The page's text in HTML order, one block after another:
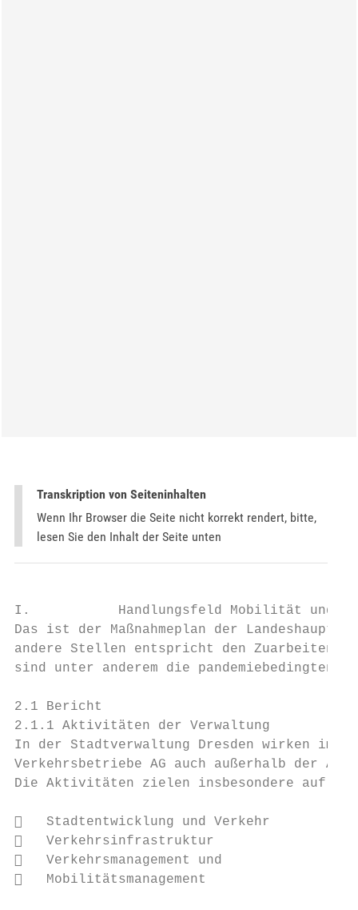
Transkription von Seiteninhalten
Wenn Ihr Browser die Seite nicht korrekt rendert, bitte,
lesen Sie den Inhalt der Seite unten
I.           Handlungsfeld Mobilität und
Das ist der Maßnahmeplan der
andere Stellen entspricht den Zuarbeiten
sind unter anderem die pandemiebedingten
2.1 Bericht
2.1.1 Aktivitäten der Verwaltung
In der Stadtverwaltung Dresden wirken im
Verkehrsbetriebe AG auch außerhalb der
Die Aktivitäten zielen insbesondere auf die
   Stadtentwicklung und Verkehr
   Verkehrsinfrastruktur
   Verkehrsmanagement und
   Mobilitätsmanagement